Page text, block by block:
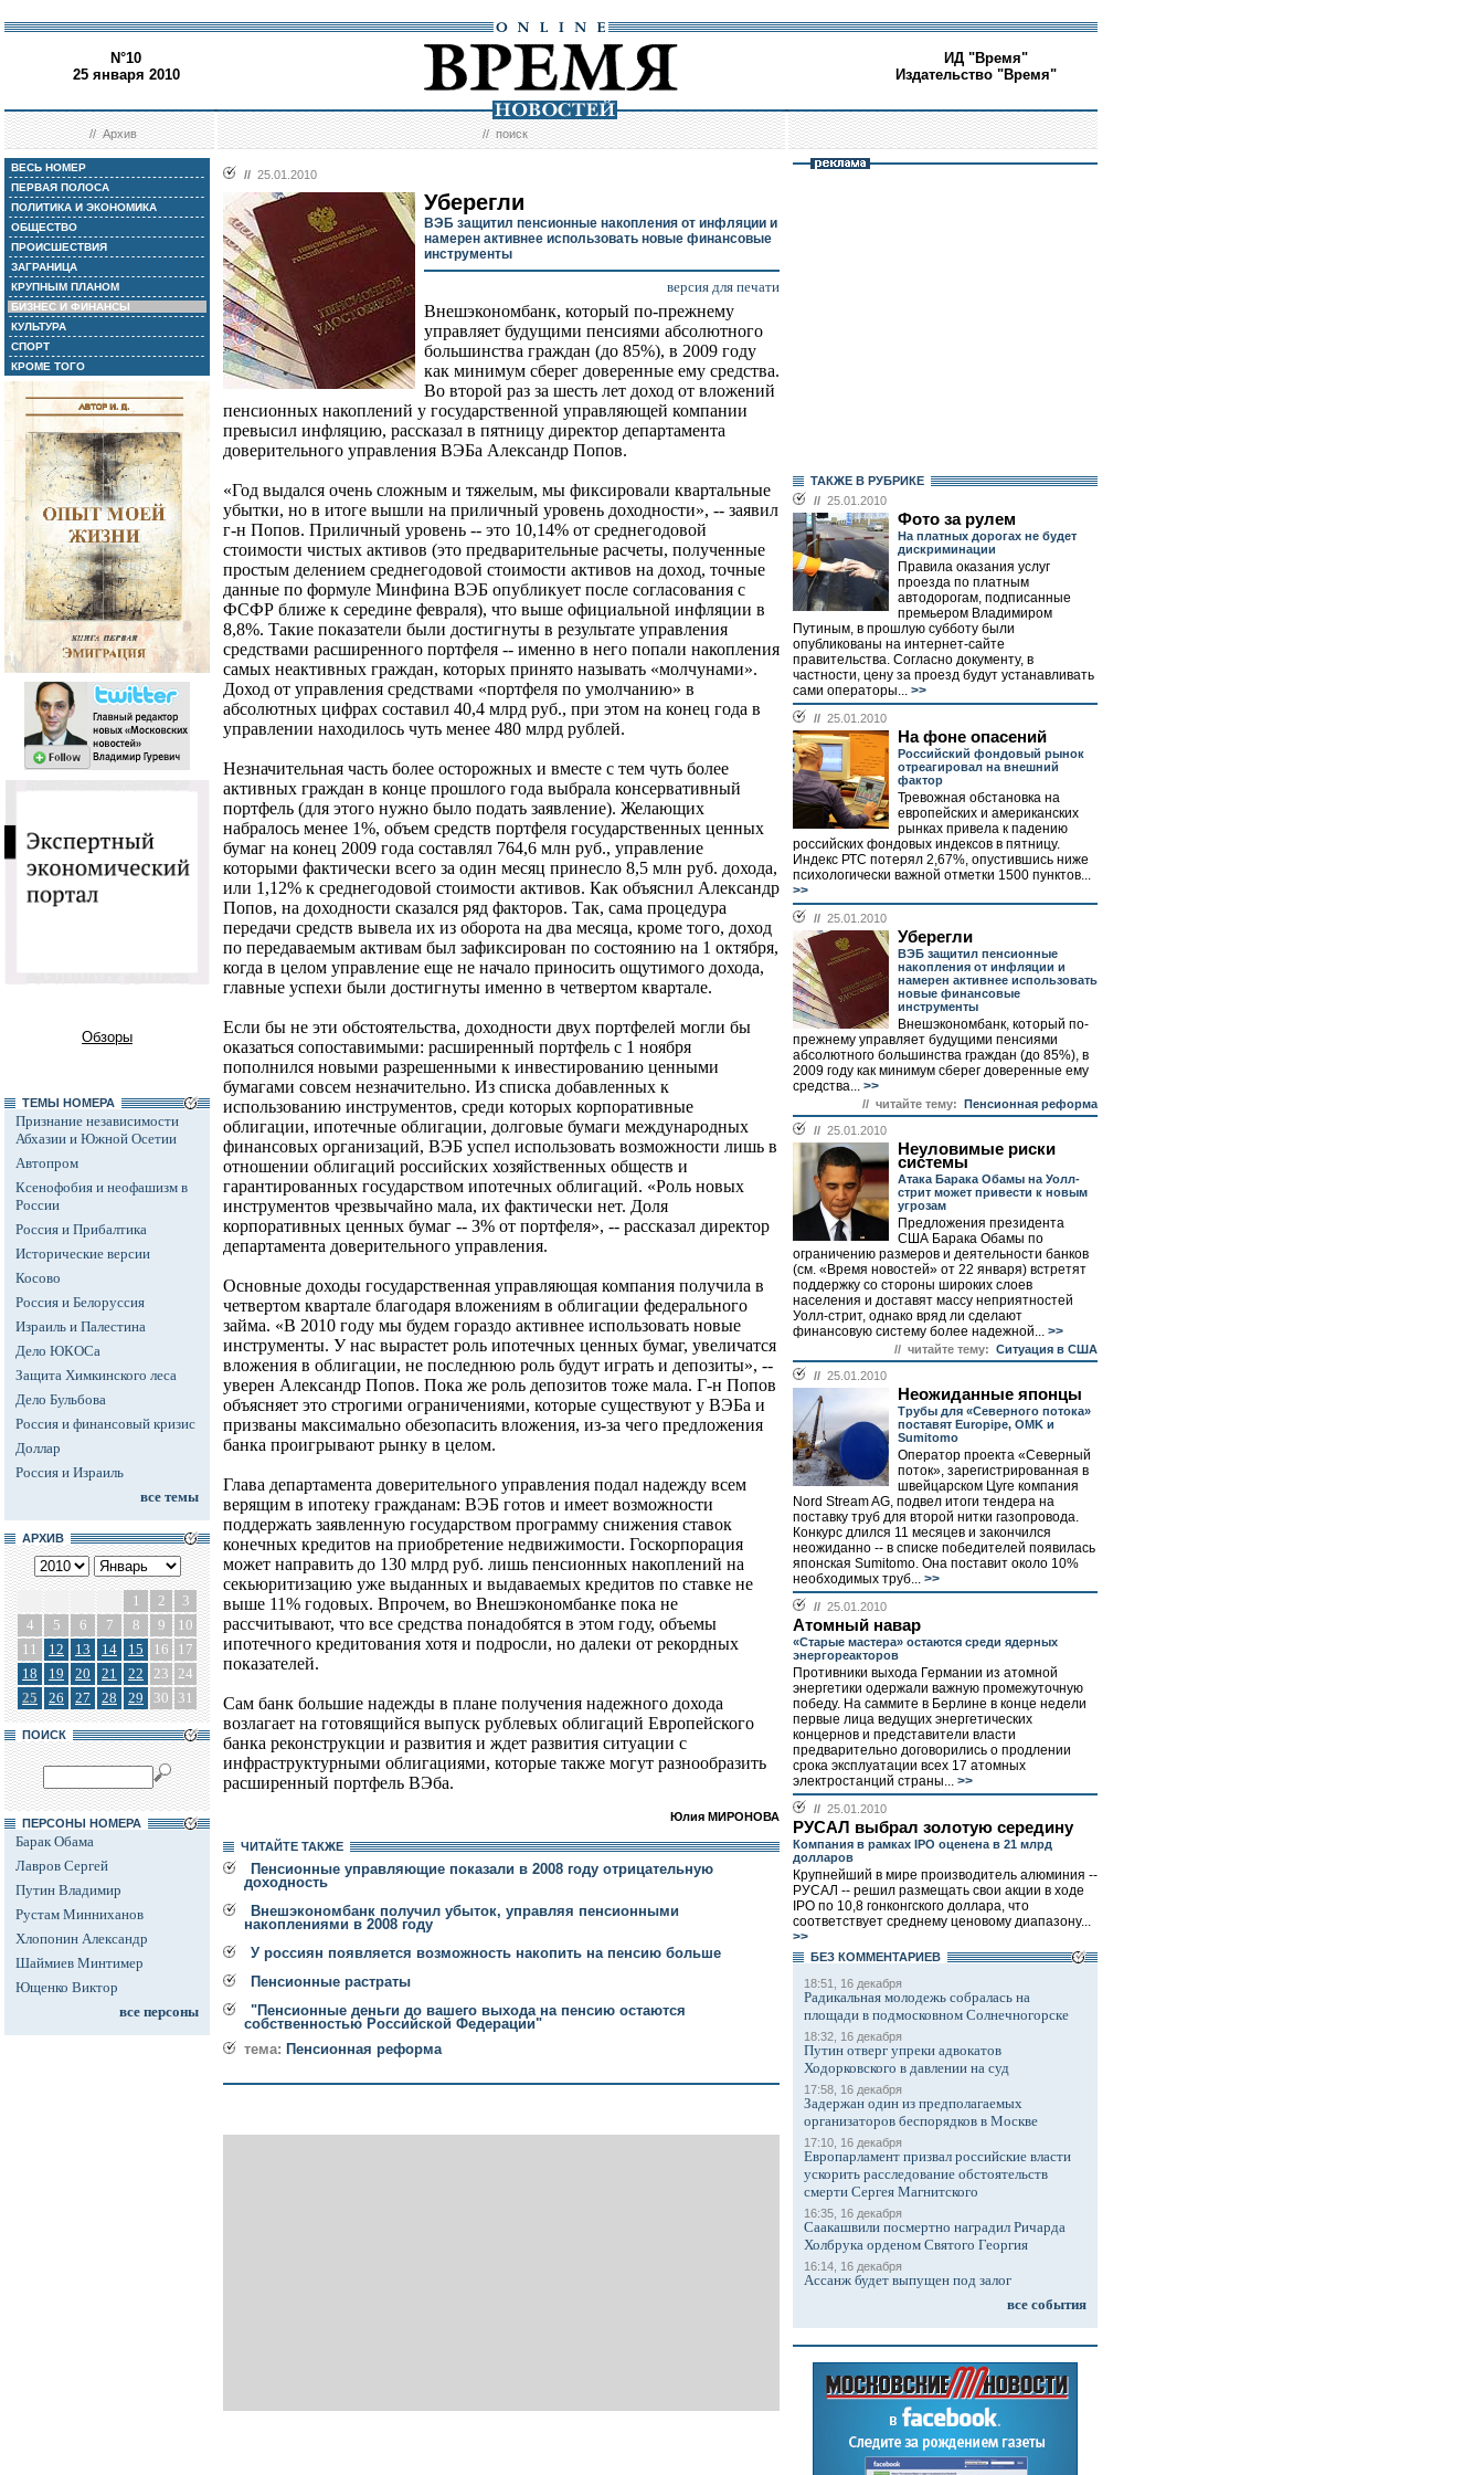
N°10
25 января 2010
ИД "Время"
Издательство "Время"
//Архив //поиск
ВЕСЬ НОМЕР
ПЕРВАЯ ПОЛОСА
ПОЛИТИКА И ЭКОНОМИКА
ОБЩЕСТВО
ПРОИСШЕСТВИЯ
ЗАГРАНИЦА
КРУПНЫМ ПЛАНОМ
БИЗНЕС И ФИНАНСЫ
КУЛЬТУРА
СПОРТ
КРОМЕ ТОГО
Обзоры
ТЕМЫ НОМЕРА
Признание независимости
Абхазии и Южной Осетии
Автопром
Ксенофобия и неофашизм в
России
Россия и Прибалтика
Исторические версии
Косово
Россия и Белоруссия
Израиль и Палестина
Дело ЮКОСа
Защита Химкинского леса
Дело Бульбова
Россия и финансовый кризис
Доллар
Россия и Израиль
все темы
АРХИВ
1 2
3
4
5 6 7 8 9
10
11
12 13 14 15 16
17
18
19 20 21 22 23 24
25
26 27 28 29 30 31
ПОИСК
ПЕРСОНЫ НОМЕРА
Барак Обама
Лавров Сергей
Путин Владимир
Рустам Минниханов
Хлопонин Александр
Шаймиев Минтимер
Ющенко Виктор
все персоны
// 25.01.2010
Уберегли
ВЭБ защитил пенсионные накопления от инфляции и
намерен активнее использовать новые финансовые
инструменты
версия для печати
Внешэкономбанк, который по-прежнему
управляет будущими пенсиями абсолютного
большинства граждан (до 85%), в 2009 году
как минимум сберег доверенные ему средства.
Во второй раз за шесть лет доход от вложений
пенсионных накоплений у государственной управляющей компании
превысил инфляцию, рассказал в пятницу директор департамента
доверительного управления ВЭБа Александр Попов.
«Год выдался очень сложным и тяжелым, мы фиксировали квартальные
убытки, но в итоге вышли на приличный уровень доходности», -- заявил
г-н Попов. Приличный уровень -- это 10,14% от среднегодовой
стоимости чистых активов (это предварительные расчеты, полученные
простым делением среднегодовой стоимости активов на доход, точные
данные по формуле Минфина ВЭБ опубликует после согласования с
ФСФР ближе к середине февраля), что выше официальной инфляции в
8,8%. Такие показатели были достигнуты в результате управления
средствами расширенного портфеля -- именно в него попали накопления
самых неактивных граждан, которых принято называть «молчунами».
Доход от управления средствами «портфеля по умолчанию» в
абсолютных цифрах составил 40,4 млрд руб., при этом на конец года в
управлении находилось чуть менее 480 млрд рублей.
Незначительная часть более осторожных и вместе с тем чуть более
активных граждан в конце прошлого года выбрала консервативный
портфель (для этого нужно было подать заявление). Желающих
набралось менее 1%, объем средств портфеля государственных ценных
бумаг на конец 2009 года составлял 764,6 млн руб., управление
которыми фактически всего за один месяц принесло 8,5 млн руб. дохода,
или 1,12% к среднегодовой стоимости активов. Как объяснил Александр
Попов, на доходности сказался ряд факторов. Так, сама процедура
передачи средств вывела их из оборота на два месяца, кроме того, доход
по передаваемым активам был зафиксирован по состоянию на 1 октября,
когда в целом управление еще не начало приносить ощутимого дохода,
главные успехи были достигнуты именно в четвертом квартале.
Если бы не эти обстоятельства, доходности двух портфелей могли бы
оказаться сопоставимыми: расширенный портфель с 1 ноября
пополнился новыми разрешенными к инвестированию ценными
бумагами совсем незначительно. Из списка добавленных к
использованию инструментов, среди которых корпоративные
облигации, ипотечные облигации, долговые бумаги международных
финансовых организаций, ВЭБ успел использовать возможности лишь в
отношении облигаций российских хозяйственных обществ и
гарантированных государством ипотечных облигаций. «Роль новых
инструментов чрезвычайно мала, их фактически нет. Доля
корпоративных ценных бумаг -- 3% от портфеля», -- рассказал директор
департамента доверительного управления.
Основные доходы государственная управляющая компания получила в
четвертом квартале благодаря вложениям в облигации федерального
займа. «В 2010 году мы будем гораздо активнее использовать новые
инструменты. У нас вырастет роль ипотечных ценных бумаг, увеличатся
вложения в облигации, не последнюю роль будут играть и депозиты», --
уверен Александр Попов. Пока же роль депозитов тоже мала. Г-н Попов
объясняет это строгими ограничениями, которые существуют у ВЭБа и
призваны максимально обезопасить вложения, из-за чего предложения
банка проигрывают рынку в целом.
Глава департамента доверительного управления подал надежду всем
верящим в ипотеку гражданам: ВЭБ готов и имеет возможности
поддержать заявленную государством программу снижения ставок
конечных кредитов на приобретение недвижимости. Госкорпорация
может направить до 130 млрд руб. лишь пенсионных накоплений на
секьюритизацию уже выданных и выдаваемых кредитов по ставке не
выше 11% годовых. Впрочем, во Внешэкономбанке пока не
рассчитывают, что все средства понадобятся в этом году, объемы
ипотечного кредитования хотя и подросли, но далеки от рекордных
показателей.
Сам банк большие надежды в плане получения надежного дохода
возлагает на готовящийся выпуск рублевых облигаций Европейского
банка реконструкции и развития и ждет развития ситуации с
инфраструктурными облигациями, которые также могут разнообразить
расширенный портфель ВЭба.
Юлия МИРОНОВА
ЧИТАЙТЕ ТАКЖЕ
Пенсионные управляющие показали в 2008 году отрицательную
доходность
Внешэкономбанк получил убыток, управляя пенсионными
накоплениями в 2008 году
У россиян появляется возможность накопить на пенсию больше
Пенсионные растраты
"Пенсионные деньги до вашего выхода на пенсию остаются
собственностью Российской Федерации"
тема: Пенсионная реформа
ТАКЖЕ В РУБРИКЕ
// 25.01.2010
Фото за рулем
На платных дорогах не будет
дискриминации
Правила оказания услуг
проезда по платным
автодорогам, подписанные
премьером Владимиром
Путиным, в прошлую субботу были
опубликованы на интернет-сайте
правительства. Согласно документу, в
частности, цену за проезд будут устанавливать
сами операторы... >>
// 25.01.2010
На фоне опасений
Российский фондовый рынок
отреагировал на внешний
фактор
Тревожная обстановка на
европейских и американских
рынках привела к падению
российских фондовых индексов в пятницу.
Индекс РТС потерял 2,67%, опустившись ниже
психологически важной отметки 1500 пунктов...
>>
// 25.01.2010
Уберегли
ВЭБ защитил пенсионные
накопления от инфляции и
намерен активнее использовать
новые финансовые
инструменты
Внешэкономбанк, который по-
прежнему управляет будущими пенсиями
абсолютного большинства граждан (до 85%), в
2009 году как минимум сберег доверенные ему
средства... >>
// читайте тему: Пенсионная реформа
// 25.01.2010
Неуловимые риски
системы
Атака Барака Обамы на Уолл-
стрит может привести к новым
угрозам
Предложения президента
США Барака Обамы по
ограничению размеров и деятельности банков
(см. «Время новостей» от 22 января) встретят
поддержку со стороны широких слоев
населения и доставят массу неприятностей
Уолл-стрит, однако вряд ли сделают
финансовую систему более надежной... >>
// читайте тему: Ситуация в США
// 25.01.2010
Неожиданные японцы
Трубы для «Северного потока»
поставят Europipe, OMK и
Sumitomo
Оператор проекта «Северный
поток», зарегистрированная в
швейцарском Цуге компания
Nord Stream AG, подвел итоги тендера на
поставку труб для второй нитки газопровода.
Конкурс длился 11 месяцев и закончился
неожиданно -- в списке победителей появилась
японская Sumitomo. Она поставит около 10%
необходимых труб... >>
// 25.01.2010
Атомный навар
«Старые мастера» остаются среди ядерных
энергореакторов
Противники выхода Германии из атомной
энергетики одержали важную промежуточную
победу. На саммите в Берлине в конце недели
первые лица ведущих энергетических
концернов и представители власти
предварительно договорились о продлении
срока эксплуатации всех 17 атомных
электростанций страны... >>
// 25.01.2010
РУСАЛ выбрал золотую середину
Компания в рамках IPO оценена в 21 млрд
долларов
Крупнейший в мире производитель алюминия --
РУСАЛ -- решил размещать свои акции в ходе
IPO по 10,8 гонконгского доллара, что
соответствует среднему ценовому диапазону...
>>
БЕЗ КОМMЕНТАРИЕВ
18:51, 16 декабря
Радикальная молодежь собралась на
площади в подмосковном Солнечногорске
18:32, 16 декабря
Путин отверг упреки адвокатов
Ходорковского в давлении на суд
17:58, 16 декабря
Задержан один из предполагаемых
организаторов беспорядков в Москве
17:10, 16 декабря
Европарламент призвал российские власти
ускорить расследование обстоятельств
смерти Сергея Магнитского
16:35, 16 декабря
Саакашвили посмертно наградил Ричарда
Холбрука орденом Святого Георгия
16:14, 16 декабря
Ассанж будет выпущен под залог
все события